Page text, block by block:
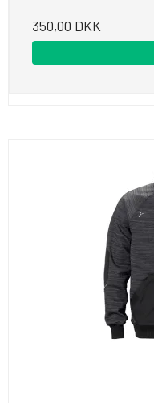
350,00 DKK